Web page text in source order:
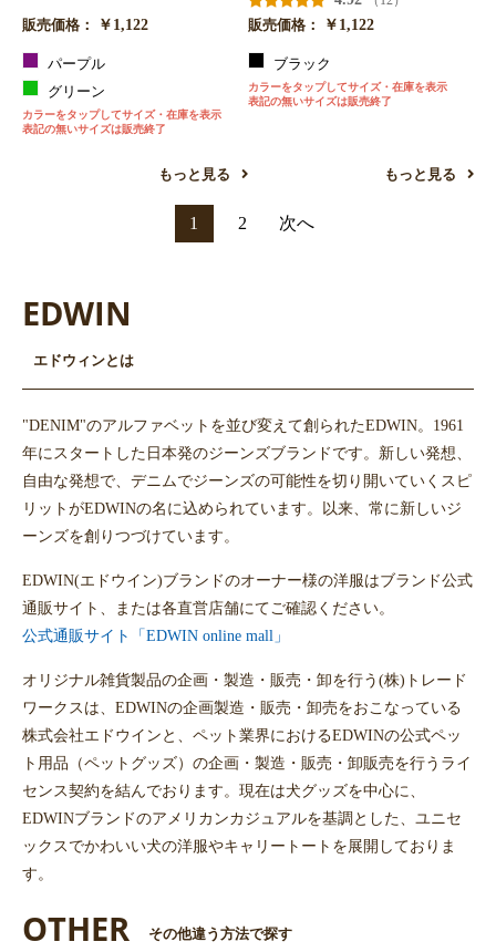
販売価格： ￥1,122
パープル
グリーン
カラーをタップしてサイズ・在庫を表示
表記の無いサイズは販売終了
もっと見る
販売価格：
￥1,122
ブラック
カラーをタップしてサイズ・在庫を表示
表記の無いサイズは販売終了
もっと見る
1 2 次へ
EDWIN
エドウィンとは
"DENIM"のアルファベットを並び変えて創られたEDWIN。1961
年にスタートした日本発のジーンズブランドです。新しい発想、
自由な発想で、デニムでジーンズの可能性を切り開いていくスピ
リットがEDWINの名に込められています。以来、常に新しいジ
ーンズを創りつづけています。
EDWIN(エドウイン)ブランドのオーナー様の洋服はブランド公式
通販サイト、または各直営店舗にてご確認ください。
公式通販サイト「EDWIN online mall」
オリジナル雑貨製品の企画・製造・販売・卸を行う(株)トレード
ワークスは、EDWINの企画製造・販売・卸売をおこなっている
株式会社エドウインと、ペット業界におけるEDWINの公式ペッ
ト用品（ペットグッズ）の企画・製造・販売・卸販売を行うライ
センス契約を結んでおります。現在は犬グッズを中心に、
EDWINブランドのアメリカンカジュアルを基調とした、ユニセ
ックスでかわいい犬の洋服やキャリートートを展開しておりま
す。
OTHER その他違う方法で探す